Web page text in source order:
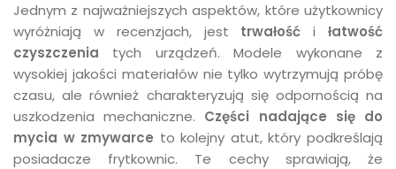
Jednym z najważniejszych aspektów, które użytkownicy
wyróżniają w recenzjach, jest trwałość iłatwość
czyszczenia tych urządzeń. Modele wykonane z
wysokiej jakości materiałów nie tylko wytrzymują próbę
czasu, ale również charakteryzują się odpornością na
uszkodzenia mechaniczne. Części nadające się do
mycia w zmywarce to kolejny atut, który podkreślają
posiadacze frytkownic. Te cechy sprawiają, że